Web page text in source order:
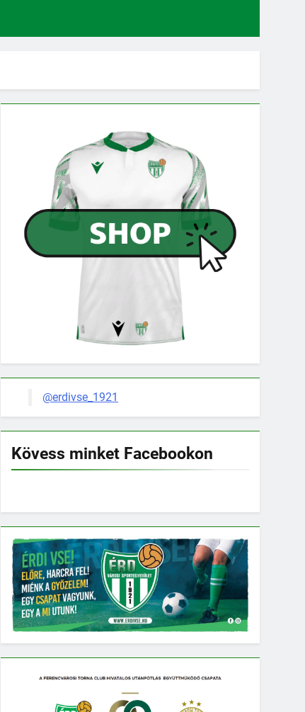
@erdivse_1921
Kövess minket Facebookon